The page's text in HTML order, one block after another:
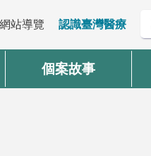
網站導覽 認識臺灣醫療
個案故事